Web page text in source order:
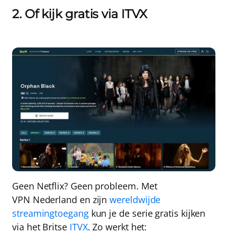
2. Of kijk gratis via ITVX
Geen Netflix? Geen probleem. Met
VPN Nederland en zijnwereldwijde
streamingtoegangkun je de serie gratis kijken
via het Britse ITVX. Zo werkt het: